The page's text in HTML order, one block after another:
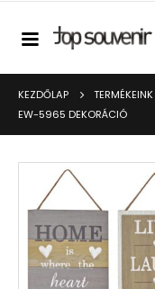
KEZDŐLAP TERMÉKEINK
EW-5965 DEKORÁCIÓ